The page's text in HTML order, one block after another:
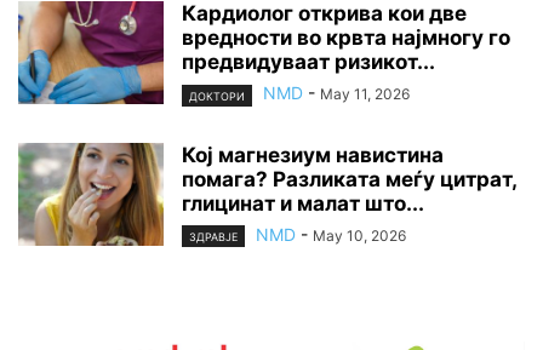
Кардиолог открива кои две
вредности во крвта најмногу го
предвидуваат ризикот...
ДОКТОРИ NMD - May 11, 2026
Кој магнезиум навистина
помага? Разликата меѓу цитрат,
глицинат и малат што...
ЗДРАВЈЕ NMD - May 10, 2026